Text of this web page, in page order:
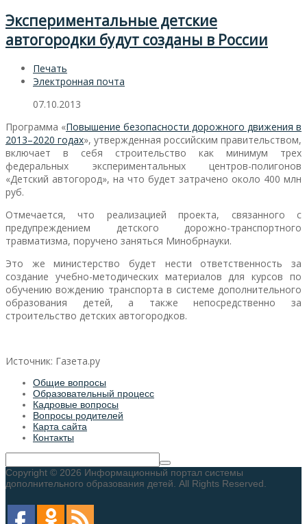
Экспериментальные детские
автогородки будут созданы в России
Печать
Электронная почта
07.10.2013
Программа «Повышение безопасности дорожного движения в
2013–2020 годах», утвержденная российским правительством,
включает в себя строительство как минимум трех
федеральных экспериментальных центров-полигонов
«Детский автогород», на что будет затрачено около 400 млн
руб.
Отмечается, что реализацией проекта, связанного с
предупреждением детского дорожно-транспортного
травматизма, поручено заняться Минобрнауки.
Это же министерство будет нести ответственность за
создание учебно-методических материалов для курсов по
обучению вождению транспорта в системе дополнительного
образования детей, а также непосредственно за
строительство детских автогородков.
Источник: Газета.ру
Общие вопросы
Образовательный процесс
Кадровые вопросы
Вопросы родителей
Карта сайта
Контакты
Copyright © 2026 Информационный портал системы
дополнительного образования детей. All Rights Reserved.